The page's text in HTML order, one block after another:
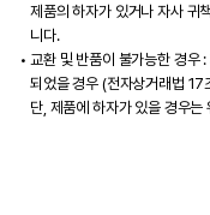
제품의 하자가 있거나 자사 귀
니다.
교환 및 반품이 불가능한 경우
되었을 경우 (전자상거래법 17
단, 제품에 하자가 있을 경우